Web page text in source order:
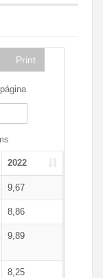
Print
2022
9,67
8,86
9,89
8,25